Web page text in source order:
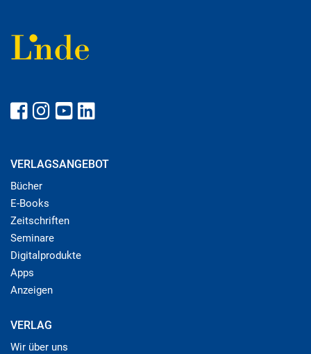
VERLAGSANGEBOT
Bücher
E-Books
Zeitschriften
Seminare
Digitalprodukte
Apps
Anzeigen
VERLAG
Wir über uns